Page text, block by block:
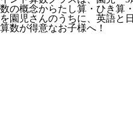
数の概念からたし算・ひき算
を園児さんのうちに、英語と
算数が得意なお子様へ！